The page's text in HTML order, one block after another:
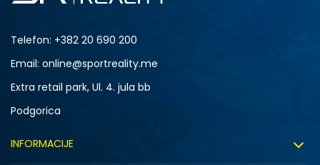
Telefon: +382 20 690 200
Email: online@sportreality.me
Extra retail park, Ul. 4. jula bb
Podgorica
INFORMACIJE